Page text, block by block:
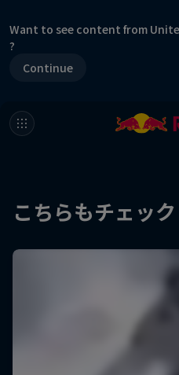
Want to see content from
?
Continue
こちらもチェック